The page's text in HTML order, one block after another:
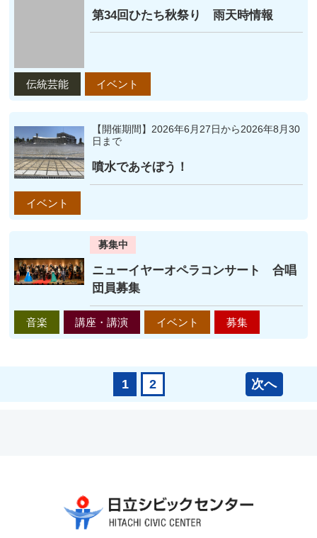
第34回ひたち秋祭り 雨天時情報
伝統芸能 イベント
【開催期間】2026年6月27日から2026年8月30
日まで
噴水であそぼう！
イベント
募集中
ニューイヤーオペラコンサート 合唱
団員募集
音楽 講座・講演 イベント 募集
1 2 次へ